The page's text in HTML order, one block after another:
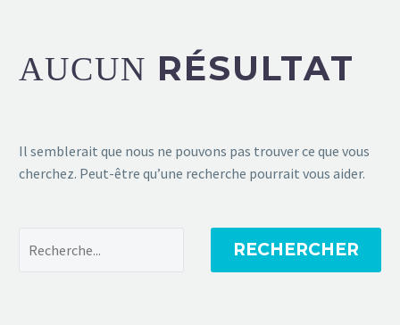
AUCUN RÉSULTAT
Il semblerait que nous ne pouvons pas trouver ce que vous
cherchez. Peut-être qu’une recherche pourrait vous aider.
RECHERCHER